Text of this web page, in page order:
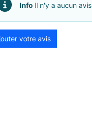
Info Il n'y a aucun avis
votre avis